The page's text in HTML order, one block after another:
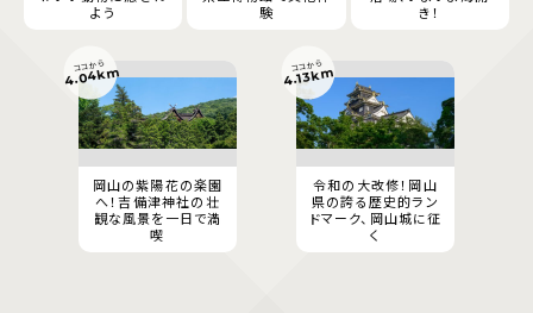
よう
験
き！
岡山の紫陽花の楽園
へ！吉備津神社の壮
観な風景を一日で満
喫
ココから
4.04km
令和の大改修！岡山
県の誇る歴史的ラン
ドマーク、岡山城に征
く
ココから
4.13km